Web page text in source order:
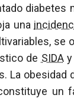
diabetes
una
se
de SIDAy
La obesidad
un